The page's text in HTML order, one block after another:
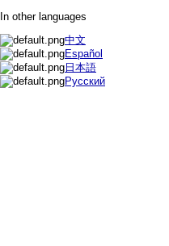
In other languages
中文
Español
日本語
Русский